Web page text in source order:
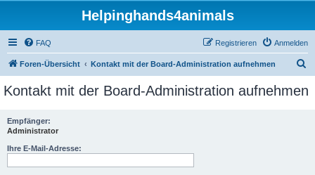
Helpinghands4animals
FAQ Anmelden
Registrieren
Foren-Übersicht Kontakt mit der Board-Administration aufnehmen
c
Kontakt mit der Board-Administration aufnehmen
Empfänger:
Administrator
Ihre E-Mail-Adresse: